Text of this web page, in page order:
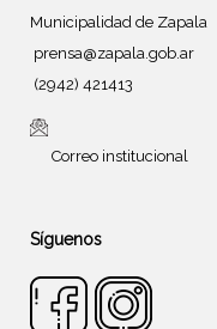
Municipalidad de Zapala
prensa@zapala.gob.ar
(2942) 421413
Correo institucional
Síguenos